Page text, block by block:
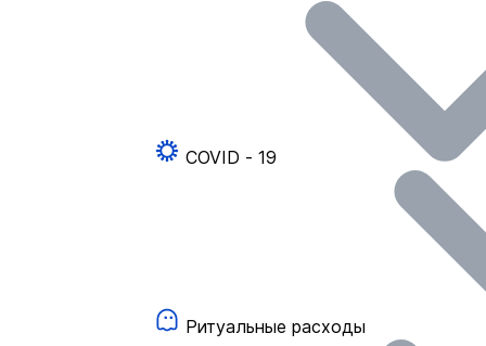
COVID - 19
Ритуальные расходы